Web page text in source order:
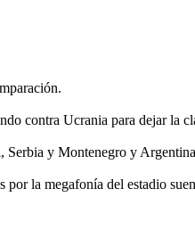
contra Ucrania para dejar la
y Montenegro y
por la megafonía del estadio